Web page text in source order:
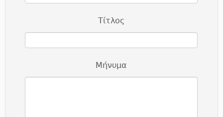
Τίτλος
Μήνυμα